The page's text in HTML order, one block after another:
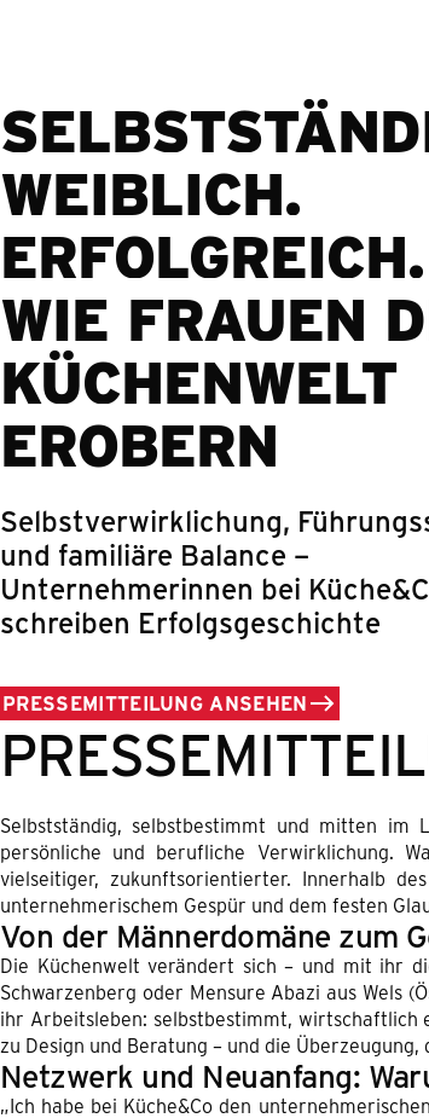
WEIBLICH.
ERFOLGREICH.
WIE FRAUEN
KÜCHENWELT
EROBERN
Selbstverwirklichung,
und familiäre Balance –
Unternehmerinnen bei
schreiben Erfolgsgeschichte
PRESSEMITTEILUNG ANSEHEN
Selbstständig, selbstbestimmt und mitten
persönliche und berufliche Verwirklichung.
vielseitiger, zukunftsorientierter. Innerhalb
unternehmerischem Gespür und dem festen
Von der Männerdomäne zum
Die Küchenwelt verändert sich – und mit ihr
Schwarzenberg oder Mensure Abazi aus Wels
ihr Arbeitsleben: selbstbestimmt, wirtschaftlich
zu Design und Beratung – und die
Netzwerk und Neuanfang:
„Ich habe bei Küche&Co den